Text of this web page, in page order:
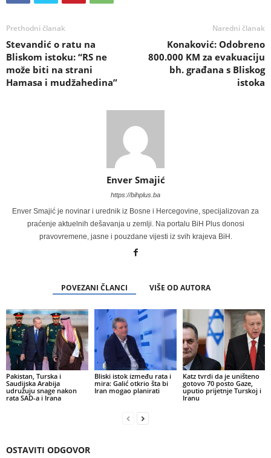
Prethodni članak
Stevandić o ratu na
Bliskom istoku: “RS ne
može biti na strani
Hamasa i mudžahedina”
Naredni članak
Konaković: Odobreno
800.000 KM za evakuaciju
bh. građana s Bliskog
istoka
Enver Smajić
https://bihplus.ba
Enver Smajić je novinar i urednik iz Bosne i Hercegovine, specijalizovan za
praćenje aktuelnih dešavanja u zemlji. Na portalu BiH Plus donosi
pravovremene, jasne i pouzdane vijesti iz svih krajeva BiH.
POVEZANI ČLANCI VIŠE OD AUTORA
Pakistan, Turska i
Saudijska Arabija
udružuju snage nakon
rata SAD-a i Irana
Bliski istok između rata i
mira: Galić otkrio šta bi
Iran mogao planirati
Katz tvrdi da je uništeno
gotovo 70 posto Gaze,
uputio prijetnje Turskoj i
Iranu
OSTAVITI ODGOVOR